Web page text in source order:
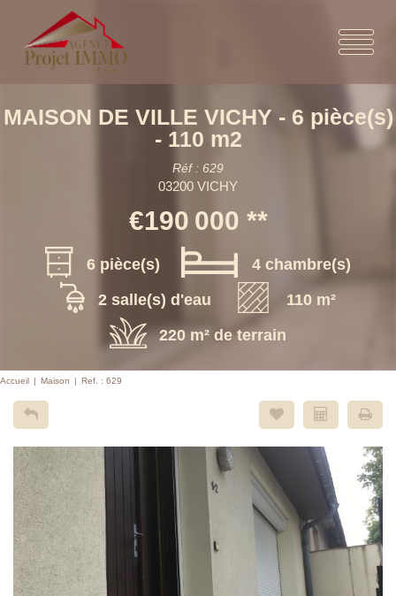
MAISON DE VILLE VICHY - 6 pièce(s)
- 110 m2
Réf : 629
03200 VICHY
€190 000 **
6 pièce(s)
4 chambre(s)
2 salle(s) d'eau
110 m²
220 m² de terrain
Accueil Maison Ref. : 629